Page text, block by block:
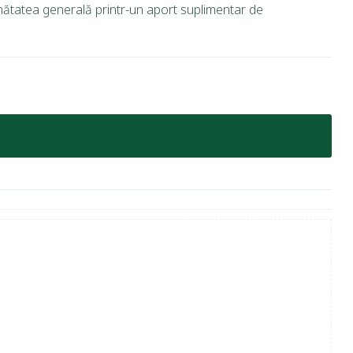
generală printr-un aport suplimentar de